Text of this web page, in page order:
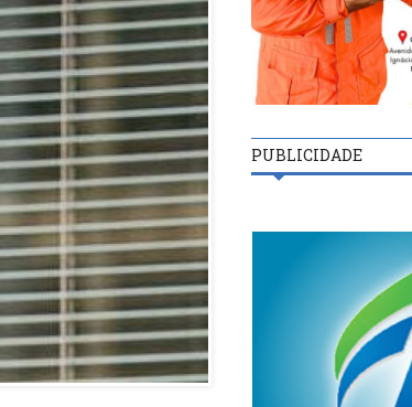
PUBLICIDADE